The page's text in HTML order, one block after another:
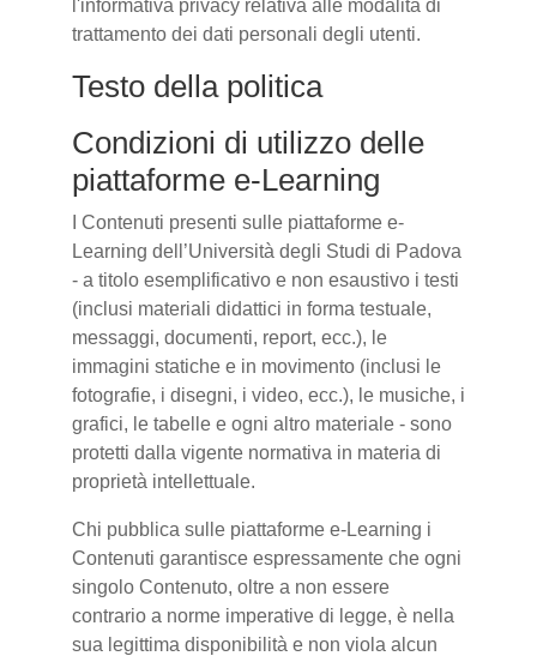
l'informativa privacy relativa alle modalità di
trattamento dei dati personali degli utenti.
Testo della politica
Condizioni di utilizzo delle
piattaforme e-Learning
I Contenuti presenti sulle piattaforme e-
Learning dell’Università degli Studi di Padova
- a titolo esemplificativo e non esaustivo i testi
(inclusi materiali didattici in forma testuale,
messaggi, documenti, report, ecc.), le
immagini statiche e in movimento (inclusi le
fotografie, i disegni, i video, ecc.), le musiche, i
grafici, le tabelle e ogni altro materiale - sono
protetti dalla vigente normativa in materia di
proprietà intellettuale.
Chi pubblica sulle piattaforme e-Learning i
Contenuti garantisce espressamente che ogni
singolo Contenuto, oltre a non essere
contrario a norme imperative di legge, è nella
sua legittima disponibilità e non viola alcun